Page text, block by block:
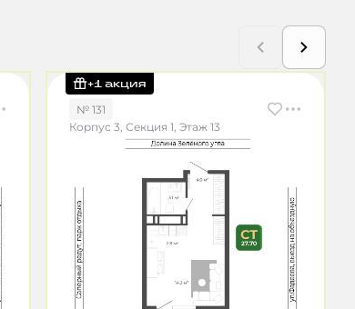
+1 акция
№ 131
Корпус 3, Секция 1, Этаж 13